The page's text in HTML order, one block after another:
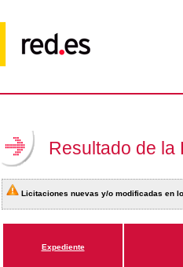
Resultado de la
Licitaciones nuevas y/o modificadas en
Expediente